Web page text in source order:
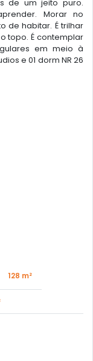
de um jeito puro.
Morar no
de habitar. É trilhar
topo. É contemplar
em meio à
e 01 dorm NR 26
128 m²